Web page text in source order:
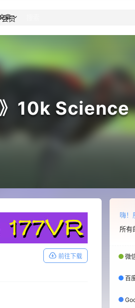
章
会员
10k Science
前往下载
嗨！
所有
微
百